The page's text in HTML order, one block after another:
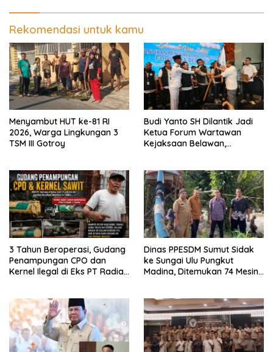
Pemantau dan Pengawas
MBG
Rekomendasi untuk kamu
Menyambut HUT ke-81 RI
2026, Warga Lingkungan 3
TSM III Gotroy
Budi Yanto SH Dilantik Jadi
Ketua Forum Wartawan
Kejaksaan Belawan,
Pendampingan Hukum dan
Ekomoni Semua Anggota
3 Tahun Beroperasi, Gudang
Penampungan CPO dan
Kernel Ilegal di Eks PT Radian
Dinas PPESDM Sumut Sidak
ke Sungai Ulu Pungkut
Madina, Ditemukan 74 Mesin
Rusak